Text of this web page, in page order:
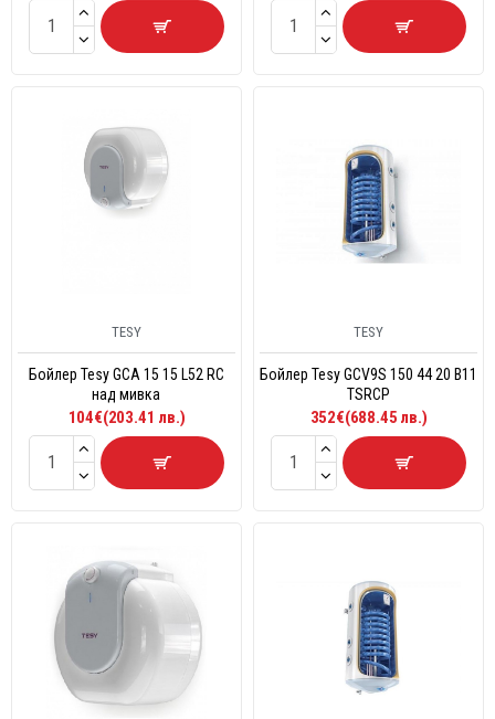
TESY
Бойлер Tesy GCA 15 15 L52 RC
над мивка
104€(203.41 лв.)
TESY
Бойлер Tesy GCV9S 150 44 20 B11
TSRCP
352€(688.45 лв.)